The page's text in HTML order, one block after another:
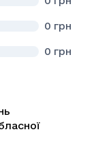
0 грн
0 грн